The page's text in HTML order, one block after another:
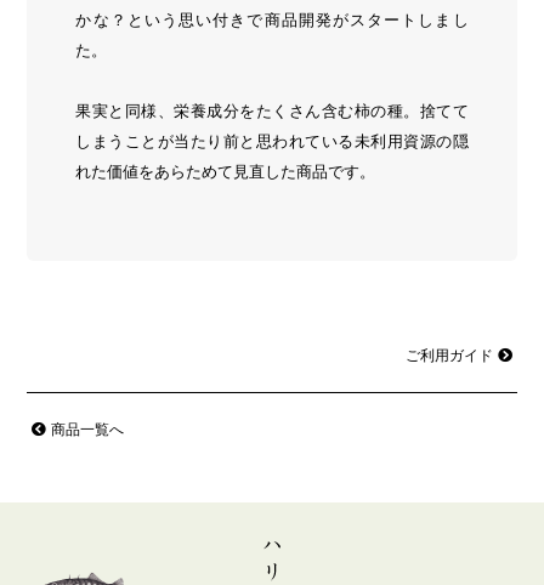
かな？という思い付きで商品開発がスタートしまし
た。
果実と同様、栄養成分をたくさん含む柿の種。捨てて
しまうことが当たり前と思われている未利用資源の隠
れた価値をあらためて見直した商品です。
ご利用ガイド
商品一覧へ